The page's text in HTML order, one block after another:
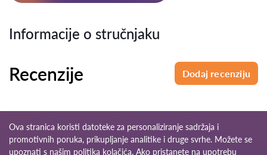
Informacije o stručnjaku
Recenzije Dodaj recenziju
Ova stranica koristi datoteke za personaliziranje sadržaja i
promotivnih poruka, prikupljanje analitike i druge svrhe. Možete se
upoznati s našim politika kolačića. Ako pristanete na upotrebu